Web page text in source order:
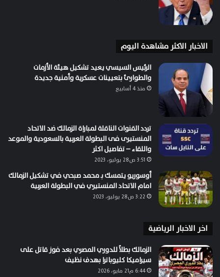
الاخبار الاكثر مشاهدة اليوم
الرئيس السيسي يعيد تشكيل هيئة الأزمات
والطوارئ بتعيينات عسكرية وأمنية جديدة
منذ 4 أسابيع
تردد القنوات الناقلة لمباراة الزمالك ضد الاتحاد
المنستيرى فى البطولة العربية بالسعودية والموعد
واللقاء – تفاصيل اكثر
3:51 ص28 يوليو، 2023
أوسوريو يتمسك بـ محمد صبحي في تشكيل الزمالك
امام الاتحاد المنستيري في البطولة العربية
3:22 ص28 يوليو، 2023
اخر الاخبار الرياضية
الزمالك بطلاً للدوري المصري بعد فوز قاتل على
سيراميكا كليوباترا بهدف نظيف
6:44 م21 مايو، 2026